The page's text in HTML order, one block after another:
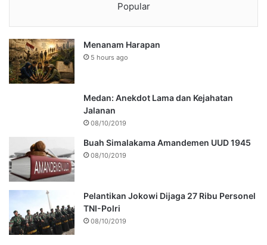
Popular
Menanam Harapan
5 hours ago
Medan: Anekdot Lama dan Kejahatan
Jalanan
08/10/2019
Buah Simalakama Amandemen UUD 1945
08/10/2019
Pelantikan Jokowi Dijaga 27 Ribu Personel
TNI-Polri
08/10/2019